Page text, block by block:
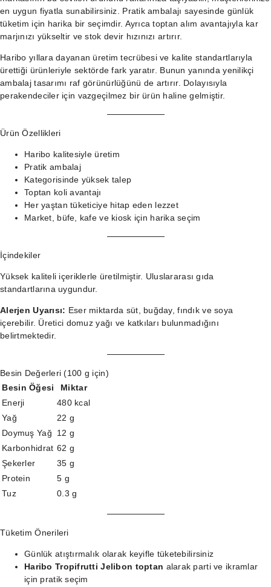
en uygun fiyatla sunabilirsiniz. Pratik ambalajı sayesinde günlük
tüketim için harika bir seçimdir. Ayrıca toptan alım avantajıyla kar
marjınızı yükseltir ve stok devir hızınızı artırır.
Haribo yıllara dayanan üretim tecrübesi ve kalite standartlarıyla
ürettiği ürünleriyle sektörde fark yaratır. Bunun yanında yenilikçi
ambalaj tasarımı raf görünürlüğünü de artırır. Dolayısıyla
perakendeciler için vazgeçilmez bir ürün haline gelmiştir.
Ürün Özellikleri
Haribo kalitesiyle üretim
Pratik ambalaj
Kategorisinde yüksek talep
Toptan koli avantajı
Her yaştan tüketiciye hitap eden lezzet
Market, büfe, kafe ve kiosk için harika seçim
İçindekiler
Yüksek kaliteli içeriklerle üretilmiştir. Uluslararası gıda
standartlarına uygundur.
Alerjen Uyarısı: Eser miktarda süt, buğday, fındık ve soya
içerebilir. Üretici domuz yağı ve katkıları bulunmadığını
belirtmektedir.
Besin Değerleri (100 g için)
Besin Öğesi
Miktar
Enerji
480 kcal
Yağ
22 g
Doymuş Yağ
12 g
Karbonhidrat 62 g
Şekerler
35 g
Protein
5 g
Tuz
0.3 g
Tüketim Önerileri
Günlük atıştırmalık olarak keyifle tüketebilirsiniz
Haribo Tropifrutti Jelibon toptan alarak parti ve ikramlar
için pratik seçim